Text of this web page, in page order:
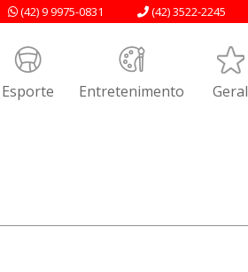
(42) 3522-2245
(42) 9 9975-0831
Esporte Entretenimento Geral